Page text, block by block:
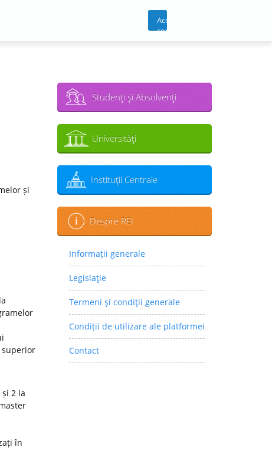
Acces
cont
și
2 la
în
Studenţi şi Absolvenţi
Universităţi
Instituţii Centrale
Despre REI
Informații generale
Legislaţie
Termeni şi condiţii generale
Condiții de utilizare ale platformei
Contact